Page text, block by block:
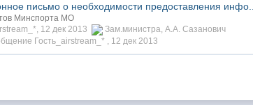
письмо о необходимости предоставления инфо...
Минспорта МО
12 дек 2013
Зам.министра,А.А. Сазанович
Гость_airstream_* , 12 дек 2013